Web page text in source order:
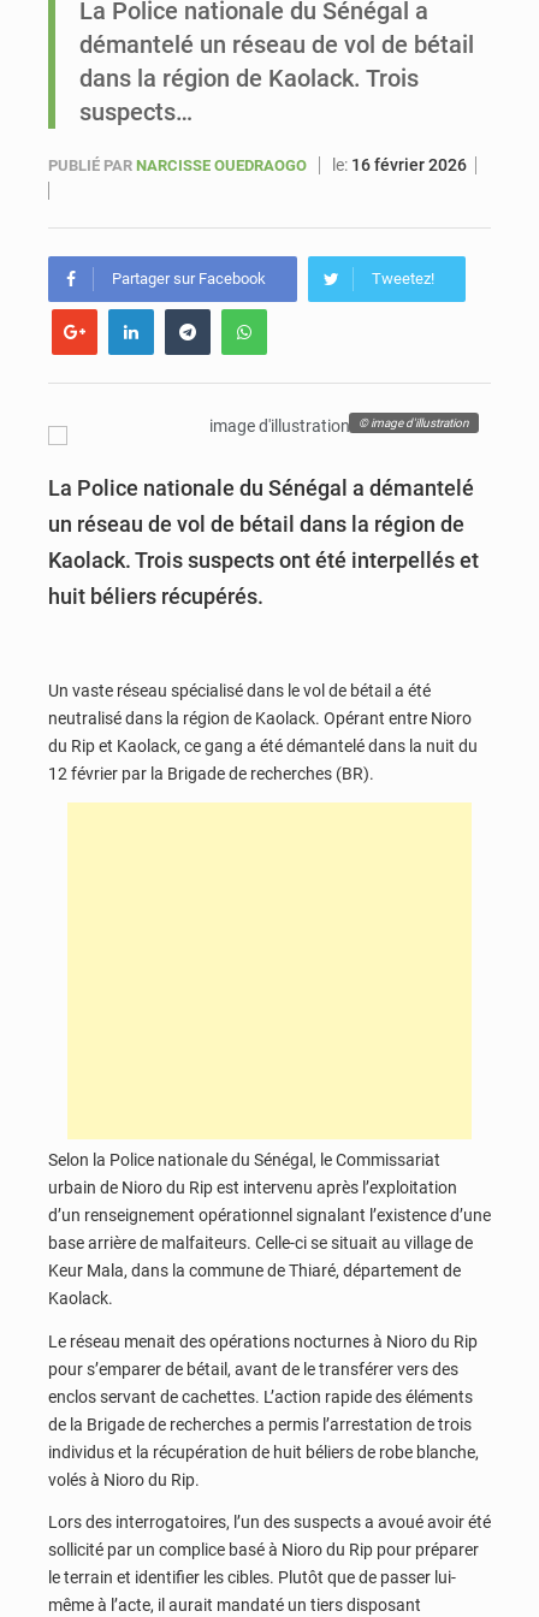
Sénégal : Ousmane Diagne prêtera serment le 11 août comme président du Conseil constitutionnel
La Police nationale du Sénégal a
démantelé un réseau de vol de bétail
dans la région de Kaolack. Trois
suspects…
PUBLIÉ PAR NARCISSE OUEDRAOGO le: 16 février 2026
Partager sur Facebook Tweetez!
© image d'illustration
La Police nationale du Sénégal a démantelé
un réseau de vol de bétail dans la région de
Kaolack. Trois suspects ont été interpellés et
huit béliers récupérés.
Un vaste réseau spécialisé dans le vol de bétail a été
neutralisé dans la région de Kaolack. Opérant entre Nioro
du Rip et Kaolack, ce gang a été démantelé dans la nuit du
12 février par la Brigade de recherches (BR).
Selon la Police nationale du Sénégal, le Commissariat
urbain de Nioro du Rip est intervenu après l’exploitation
d’un renseignement opérationnel signalant l’existence d’une
base arrière de malfaiteurs. Celle-ci se situait au village de
Keur Mala, dans la commune de Thiaré, département de
Kaolack.
Le réseau menait des opérations nocturnes à Nioro du Rip
pour s’emparer de bétail, avant de le transférer vers des
enclos servant de cachettes. L’action rapide des éléments
de la Brigade de recherches a permis l’arrestation de trois
individus et la récupération de huit béliers de robe blanche,
volés à Nioro du Rip.
Lors des interrogatoires, l’un des suspects a avoué avoir été
sollicité par un complice basé à Nioro du Rip pour préparer
le terrain et identifier les cibles. Plutôt que de passer lui-
même à l’acte, il aurait mandaté un tiers disposant